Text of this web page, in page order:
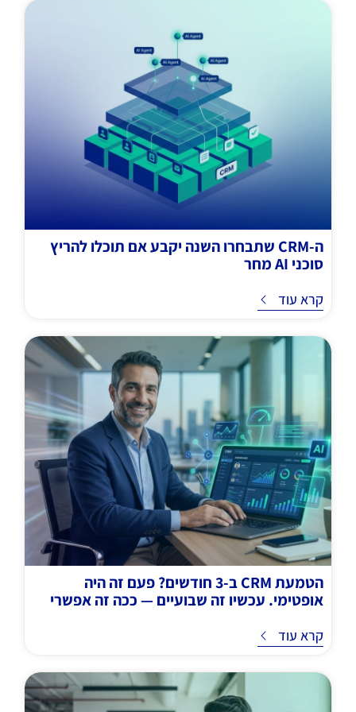
ה-CRM שתבחרו השנה יקבע אם תוכלו להריץ
סוכני AI מחר
קרא עוד
הטמעת CRM ב-3 חודשים? פעם זה היה
אופטימי. עכשיו זה שבועיים — ככה זה אפשרי
קרא עוד